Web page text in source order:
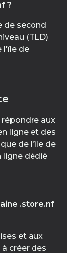
?
de second
(TLD)
l'île de
répondre aux
ligne et des
de l'île de
ligne dédié
.store.nf
et aux
créer des